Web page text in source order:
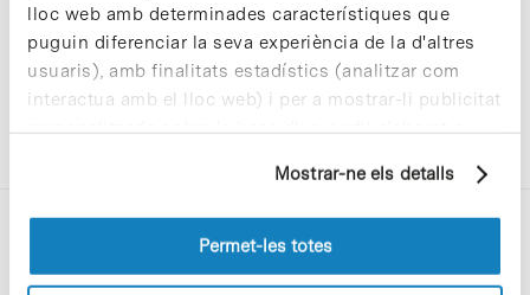
lloc web amb determinades característiques que
puguin diferenciar la seva experiència de la d'altres
usuaris), amb finalitats estadístics (analitzar com
interactua amb el lloc web) i per a mostrar-li publicitat
personalitzada sobre la base d'un perfil elaborat a
pàgines visitades). Per a obtenir més informació sobre
les cookies pot consultar laPolítica de cookiesdel
Mostrar-ne els detalls
Permet-les totes